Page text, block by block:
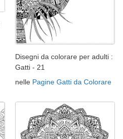
Disegni da colorare per adulti :
Gatti - 21
nelle Pagine Gatti da Colorare